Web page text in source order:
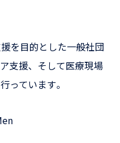
を目的とした一般社団
支援、そして医療現場
っています​。